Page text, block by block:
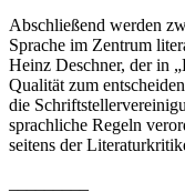
Abschließend werden
Sprache im Zentrum
Heinz Deschner, der in
Qualität zum
die
sprachliche Regeln
seitens der